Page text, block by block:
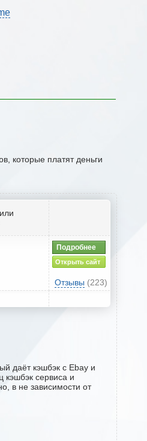
которые платят деньги
Подробнее
Открыть сайт
Отзывы (223)
даёт кэшбэк с Ebay и
кэшбэк сервиса и
в не зависимости от